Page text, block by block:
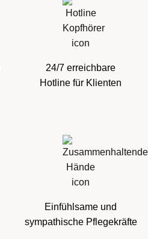
24/7 erreichbare
Hotline für Klienten
Einfühlsame und
sympathische Pflegekräfte